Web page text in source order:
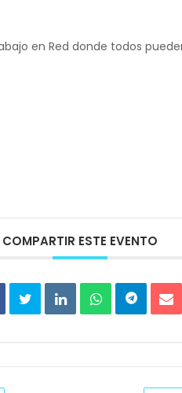
en Red donde todos
COMPARTIR ESTE EVENTO